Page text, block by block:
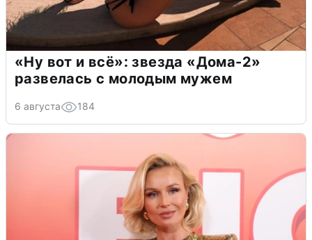
«Ну вот и всё»: звезда «Дома-2»
развелась с молодым мужем
6 августа 184